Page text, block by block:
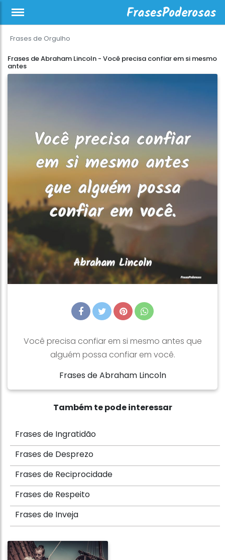
Frases de Orgulho
Frases de Abraham Lincoln - Você precisa confiar em si mesmo
antes
Você precisa confiar em si mesmo antes que
alguém possa confiar em você.
Frases de Abraham Lincoln
Também te pode interessar
Frases de Ingratidão
Frases de Desprezo
Frases de Reciprocidade
Frases de Respeito
Frases de Inveja